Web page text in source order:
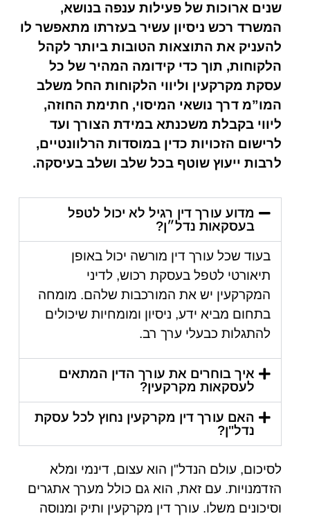
שנים ארוכות של פעילות ענפה בנושא,
המשרד רכש ניסיון עשיר בעזרתו מתאפשר לו
להעניק את התוצאות הטובות ביותר לקהל
הלקוחות, תוך כדי קידומה המהיר של כל
עסקת מקרקעין וליווי הלקוחות החל משלב
המו”מ דרך נושאי המיסוי, חתימת החוזה,
ליווי בקבלת משכנתא במידת הצורך ועד
לרישום הזכויות כדין במוסדות הרלוונטיים,
לרבות ייעוץ שוטף בכל שלב ושלב בעיסקה.
מדוע עורך דין רגיל לא יכול לטפל
בעסקאות נדל״ן?
בעוד שכל עורך דין מורשה יכול באופן
תיאורטי לטפל בעסקת רכוש, לדיני
המקרקעין יש את המורכבות שלהם. מומחה
בתחום מביא ידע, ניסיון ומומחיות שיכולים
להתגלות כבעלי ערך רב.
איך בוחרים את עורך הדין המתאים
לעסקאות מקרקעין?
האם עורך דין מקרקעין נחוץ לכל עסקת
נדל"ן?
לסיכום, עולם הנדל"ן הוא עצום, דינמי ומלא
הזדמנויות. עם זאת, הוא גם כולל מערך אתגרים
וסיכונים משלו. עורך דין מקרקעין ותיק ומנוסה